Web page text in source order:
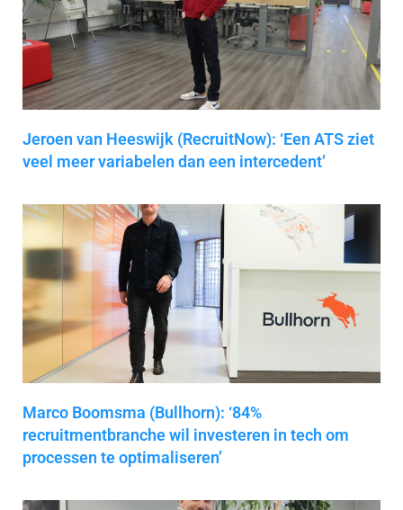
Jeroen van Heeswijk (RecruitNow): ‘Een ATS ziet
veel meer variabelen dan een intercedent’
Marco Boomsma (Bullhorn): ‘84%
recruitmentbranche wil investeren in tech om
processen te optimaliseren’